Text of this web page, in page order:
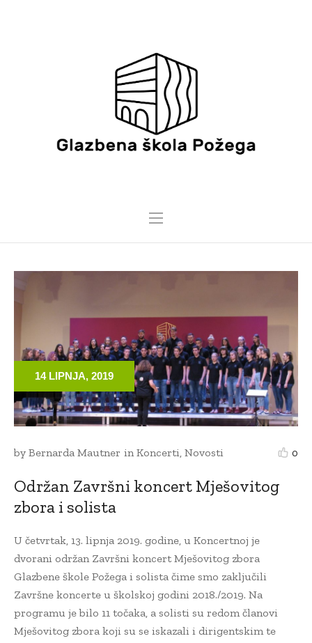
14 LIPNJA, 2019
0
by Bernarda Mautner inKoncerti, Novosti
Održan Završni koncert Mješovitog
zbora i solista
U četvrtak, 13. lipnja 2019. godine, u Koncertnoj je
dvorani održan Završni koncert Mješovitog zbora
Glazbene škole Požega i solista čime smo zaključili
Završne koncerte u školskoj godini 2018./2019. Na
programu je bilo 11 točaka, a solisti su redom članovi
Mješovitog zbora koji su se iskazali i dirigentskim te